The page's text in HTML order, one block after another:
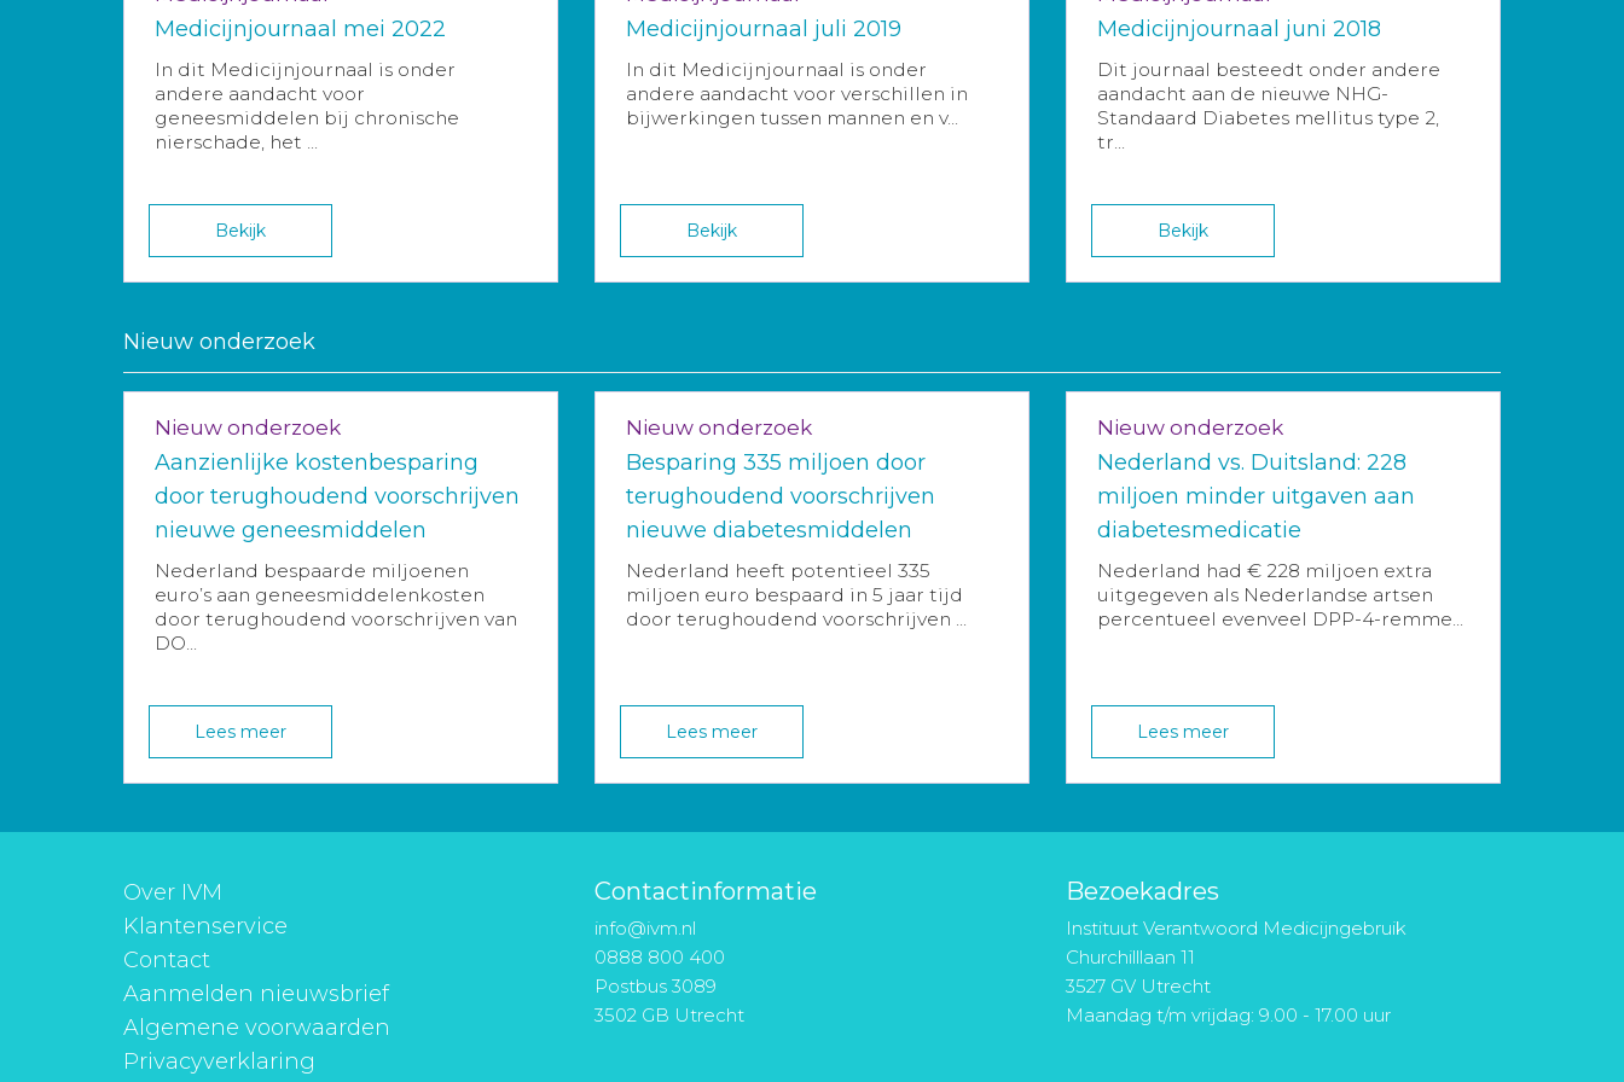
Medicijnjournaal mei 2022
In dit Medicijnjournaal is onder
andere aandacht voor
geneesmiddelen bij chronische
nierschade, het ...
Bekijk
Medicijnjournaal juli 2019
In dit Medicijnjournaal is onder
andere aandacht voor verschillen in
bijwerkingen tussen mannen en v...
Bekijk
Medicijnjournaal juni 2018
Dit journaal besteedt onder andere
aandacht aan de nieuwe NHG-
Standaard Diabetes mellitus type 2,
tr...
Bekijk
Nieuw onderzoek
Nieuw onderzoek
Aanzienlijke kostenbesparing
door terughoudend voorschrijven
nieuwe geneesmiddelen
Nederland bespaarde miljoenen
euro’s aan geneesmiddelenkosten
door terughoudend voorschrijven van
DO...
Lees meer
Nieuw onderzoek
Besparing 335 miljoen door
terughoudend voorschrijven
nieuwe diabetesmiddelen
Nederland heeft potentieel 335
miljoen euro bespaard in 5 jaar tijd
door terughoudend voorschrijven ...
Lees meer
Nieuw onderzoek
Nederland vs. Duitsland: 228
miljoen minder uitgaven aan
diabetesmedicatie
Nederland had € 228 miljoen extra
uitgegeven als Nederlandse artsen
percentueel evenveel DPP-4-remme...
Lees meer
Over IVM
Klantenservice
Contact
Aanmelden nieuwsbrief
Algemene voorwaarden
Privacyverklaring
Contactinformatie
info@ivm.nl
0888 800 400
Postbus 3089
3502 GB Utrecht
Bezoekadres
Instituut Verantwoord Medicijngebruik
Churchilllaan 11
3527 GV Utrecht
Maandag t/m vrijdag: 9.00 - 17.00 uur